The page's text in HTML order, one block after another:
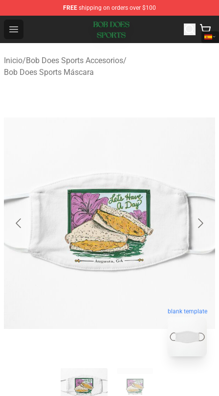
FREE shipping on orders over $100
Open menu
Bob Does Sports Store - Official Bob Does Sports
Inicio/Bob Does Sports Accesorios/
Bob Does Sports Máscara
blank template